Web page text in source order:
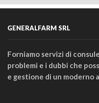
GENERALFARM SRL
Forniamo servizi di
problemi e i dubbi che
e gestione di un moderno